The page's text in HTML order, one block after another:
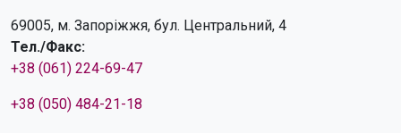
69005, м. Запоріжжя, бул. Центральний, 4
Тел./Факс:
+38 (061) 224-69-47
+38 (050) 484-21-18